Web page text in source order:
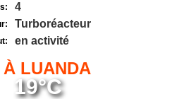
4
Turboréacteur
en activité
LUANDA
19°C